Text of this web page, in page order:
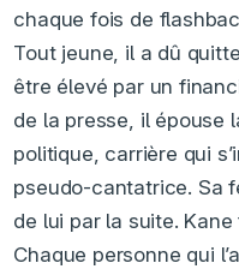
chaque fois de
Tout jeune, il a dû
être élevé par un
de la presse, il épouse
politique, carrière qui
pseudo-cantatrice. Sa
de lui par la suite.
Chaque personne qui